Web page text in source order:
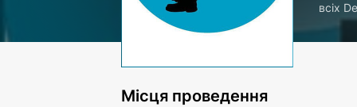
всіх
Місця проведення